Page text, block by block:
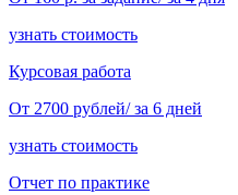
узнать стоимость
Курсовая работа
От 2700 рублей/ за 6 дней
узнать стоимость
Отчет по практике